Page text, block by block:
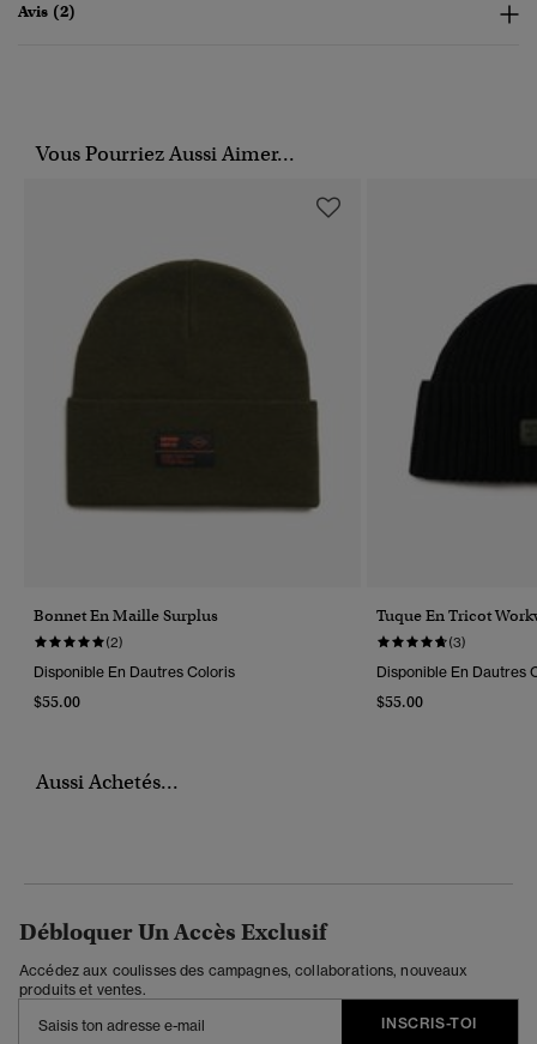
Avis (2)
Vous Pourriez Aussi Aimer...
Bonnet En Maille Surplus
(2)
Disponible En Dautres Coloris
$55.00
Tuque En Tricot
(3)
Disponible En Dautres
$55.00
Aussi Achetés...
Débloquer Un Accès Exclusif
Accédez aux coulisses des campagnes, collaborations, nouveaux
produits et ventes.
INSCRIS-TOI